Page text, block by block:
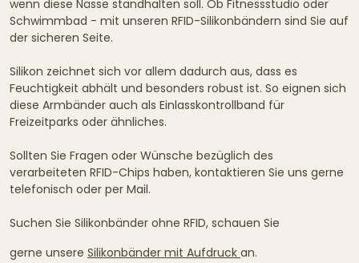
wenn diese Nässe standhalten soll. Ob Fitnessstudio oder
Schwimmbad - mit unseren RFID-Silikonbändern sind Sie auf
der sicheren Seite.
Silikon zeichnet sich vor allem dadurch aus, dass es
Feuchtigkeit abhält und besonders robust ist. So eignen sich
diese Armbänder auch als Einlasskontrollband für
Freizeitparks oder ähnliches.
Sollten Sie Fragen oder Wünsche bezüglich des
verarbeiteten RFID-Chips haben, kontaktieren Sie uns gerne
telefonisch oder per Mail.
Suchen Sie Silikonbänder ohne RFID, schauen Sie
gerne unsere Silikonbänder mit Aufdruck an.